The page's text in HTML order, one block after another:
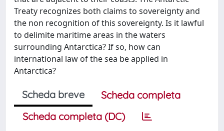
Treaty recognizes both claims to sovereignty and
the non recognition of this sovereignty. Is it lawful
to delimite maritime areas in the waters
surrounding Antarctica? If so, how can
international law of the sea be applied in
Antarctica?
Scheda breve
Scheda completa
Scheda completa (DC)